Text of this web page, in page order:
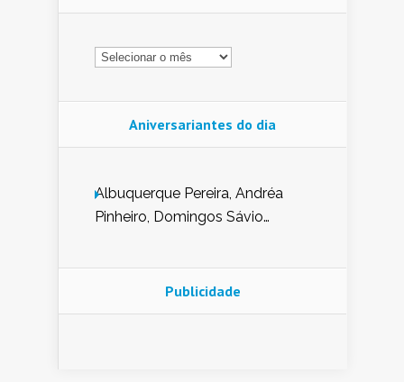
Arquivo
Aniversariantes do dia
Albuquerque Pereira, Andréa
Pinheiro, Domingos Sávio
Nunes de Sena, Fátima Peixoto,
Glória Pereira, Kátia Mesel,
Publicidade